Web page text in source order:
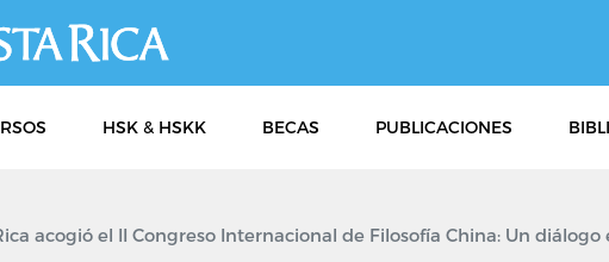
HSK & HSKK BECAS PUBLICACIONES
acogió el II Congreso Internacional de Filosofía China: Un